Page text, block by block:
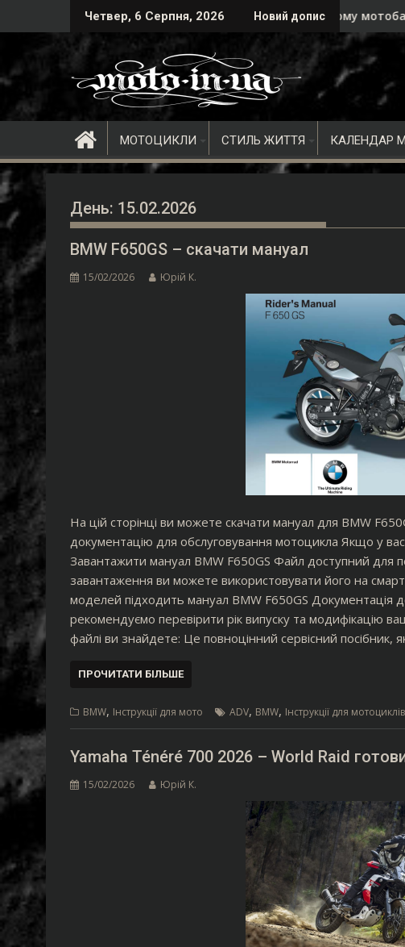
to
Четвер, 6 Серпня, 2026 Новий допис
здригнеться від ревіння моторів!
Водозахист ніг: Чому мотобахіли - це мастхев
МОТОЦИКЛИ СТИЛЬ ЖИТТЯ КАЛЕНДАР
День: 15.02.2026
BMW F650GS – скачати мануал
15/02/2026 Юрій К.
На цій сторінці ви можете скачати мануал для BMW
документацію для обслуговування мотоцикла Якщо у
Завантажити мануал BMW F650GS Файл доступний для
завантаження ви можете використовувати його на
моделей підходить мануал BMW F650GS Документація
рекомендуємо перевірити рік випуску та модифікацію
файлі ви знайдете: Це повноцінний сервісний посібник,
ПРОЧИТАТИ БІЛЬШЕ
BMW, Інструкції для мото ADV, BMW, Інструкції для мотоциклів
Yamaha Ténéré 700 2026 – World Raid
15/02/2026 Юрій К.